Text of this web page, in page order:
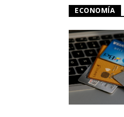
ECONOMÍA